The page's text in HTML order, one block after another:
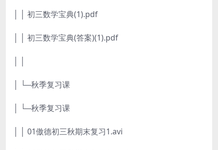
│ │ 初三数学宝典(1).pdf
│ │ 初三数学宝典(答案)(1).pdf
│ └─秋季复习课
│ └─秋季复习课
│ │ 01傲德初三秋期末复习1.avi